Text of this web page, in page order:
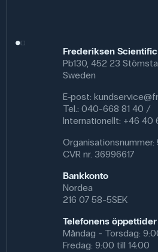
100% återvinningsbar
För att odlingen ska fungera
ljus, värme och hög luftfuktighet.
vara fuktigt, men
permanent i vatten. Avluftning
förhindrar övervattning
Denna text är översatt med AI från
frederiksen-scientific.dk. Innehållet
professionellt, men
Frederiksen
Pb130, 452 23
Sweden
E-post:
Tel.: 040-668 81 40 /
Internationellt: +46 40
Organisationsnummer:
CVR nr. 36996617
Bankkonto
Nordea
216 07 58-5SEK
Telefonens öppettider
Måndag - Torsdag:
Fredag: 9:00 till 14:00